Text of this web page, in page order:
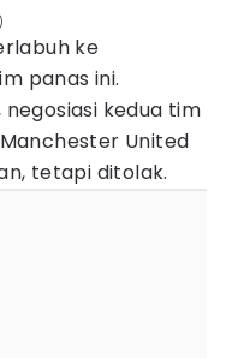
ke
panas ini.
kedua tim
United
tetapi ditolak.